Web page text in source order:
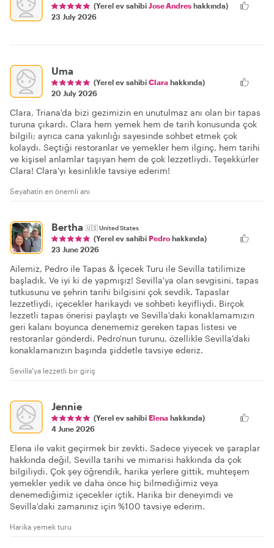
(Yerel ev sahibi Jose Andres hakkında)
23 July 2026
Uma
(Yerel ev sahibi Clara hakkında)
20 July 2026
Clara, Triana'da bizi gezimizin en unutulmaz anı olan bir tapas
turuna çıkardı. Clara hem yemek hem de tarih konusunda çok
bilgili; ayrıca cana yakınlığı sayesinde sohbet etmek çok
kolaydı. Seçtiği restoranlar ve yemekler hem ilginç, hem tarihi
ve kişisel anlamlar taşıyan hem de çok lezzetliydi. Teşekkürler
Clara! Clara'yı kesinlikle tavsiye ederim!
Seyahatin en önemli anı
Bertha 🇺🇸United States
(Yerel ev sahibi Pedro hakkında)
23 June 2026
Ailemiz, Pedro ile Tapas & İçecek Turu ile Sevilla tatilimize
başladık. Ve iyi ki de yapmışız! Sevilla'ya olan sevgisini, tapas
tutkusunu ve şehrin tarihi bilgisini çok sevdik. Tapaslar
lezzetliydi, içecekler harikaydı ve sohbeti keyifliydi. Birçok
lezzetli tapas önerisi paylaştı ve Sevilla'daki konaklamamızın
geri kalanı boyunca denememiz gereken tapas listesi ve
restoranlar gönderdi. Pedro'nun turunu, özellikle Sevilla'daki
konaklamanızın başında şiddetle tavsiye ederiz.
Sevilla'ya lezzetli bir giriş
Jennie
(Yerel ev sahibi Elena hakkında)
4 June 2026
Elena ile vakit geçirmek bir zevkti. Sadece yiyecek ve şaraplar
hakkında değil, Sevilla tarihi ve mimarisi hakkında da çok
bilgiliydi. Çok şey öğrendik, harika yerlere gittik, muhteşem
yemekler yedik ve daha önce hiç bilmediğimiz veya
denemediğimiz içecekler içtik. Harika bir deneyimdi ve
Sevilla'daki zamanınız için %100 tavsiye ederim.
Harika yemek turu